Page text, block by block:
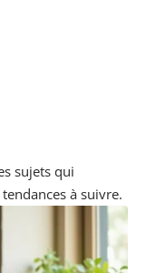
sujets qui
à suivre.